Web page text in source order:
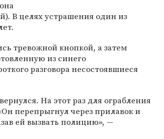
В целях устрашения один из
тревожной кнопкой, а затем
из синего
разговора несостоявшиеся
На этот раз для ограбления
перепрыгнул через прилавок и
ей вызвать полицию», —